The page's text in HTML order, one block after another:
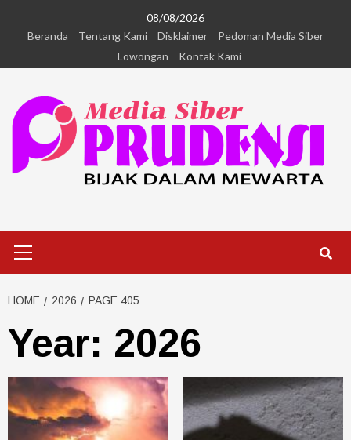
08/08/2026
Beranda
Tentang Kami Disklaimer
Pedoman Media Siber
Lowongan
Kontak Kami
HOME 2026 PAGE 405
Year: 2026